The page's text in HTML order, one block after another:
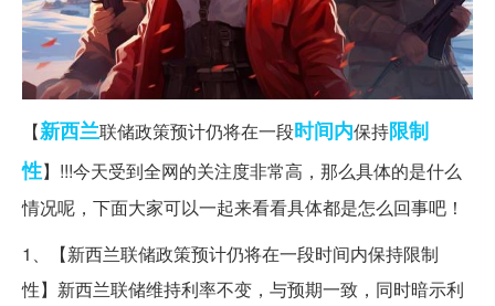
【新西兰联储政策预计仍将在一段时间内保持限制
性】!!!今天受到全网的关注度非常高，那么具体的是什么
情况呢，下面大家可以一起来看看具体都是怎么回事吧！
1、【新西兰联储政策预计仍将在一段时间内保持限制
性】新西兰联储维持利率不变，与预期一致，同时暗示利